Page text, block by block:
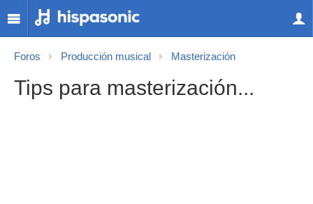
Foros Producción musical Masterización
Tips para masterización...